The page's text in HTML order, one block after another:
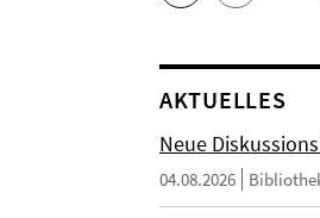
AKTUELLES
Neue
04.08.2026